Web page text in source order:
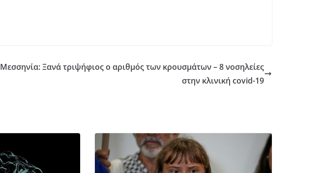
Μεσσηνία: Ξανά τριψήφιος ο αριθμός των κρουσμάτων – 8 νοσηλείες
στην κλινική covid-19